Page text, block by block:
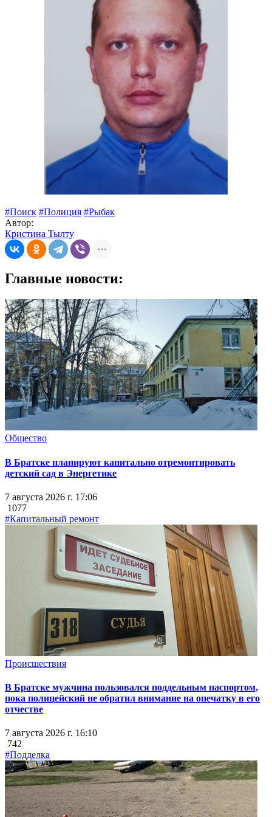
#Поиск #Полиция #Рыбак
Автор:
Кристина Тылту
Главные новости:
Общество
В Братске планируют капитально отремонтировать
детский сад в Энергетике
7 августа 2026 г. 17:06
1077
#Капитальный ремонт
Происшествия
В Братске мужчина пользовался поддельным паспортом,
пока полицейский не обратил внимание на опечатку в его
отчестве
7 августа 2026 г. 16:10
742
#Подделка